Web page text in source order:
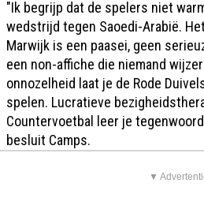
"Ik begrijp dat de spelers niet
wedstrijd tegen Saoedi-Arabië.
Marwijk is een paasei, geen
een non-affiche die niemand
onnozelheid laat je de Rode
spelen. Lucratieve
Countervoetbal leer je
besluit Camps.
▼